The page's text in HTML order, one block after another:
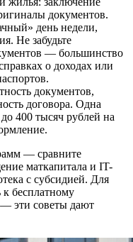
документов.
день недели,
Не забудьте
— большинство
о доходах или
документов,
договора. Одна
400 тысяч рублей на
— сравните
маткапитала и IT-
с субсидией. Для
к бесплатному
— эти советы дают